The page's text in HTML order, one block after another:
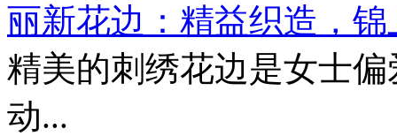
丽新花边：精益织造，锦
精美的刺绣花边是女士
动...